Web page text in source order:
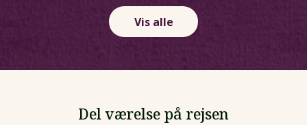
Vis alle
Del værelse på rejsen